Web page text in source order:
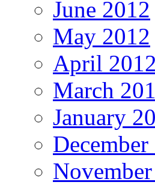
June 2012
May 2012
April 2012
March
January
December